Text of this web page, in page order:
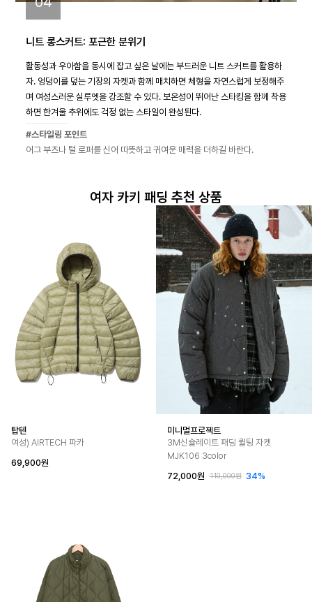
니트 롱스커트: 포근한 분위기
활동성과 우아함을 동시에 잡고 싶은 날에는 부드러운 니트 스커트를 활용하
자. 엉덩이를 덮는 기장의 자켓과 함께 매치하면 체형을 자연스럽게 보정해주
며 여성스러운 실루엣을 강조할 수 있다. 보온성이 뛰어난 스타킹을 함께 착용
하면 한겨울 추위에도 걱정 없는 스타일이 완성된다.
#스타일링 포인트
어그 부츠나 털 로퍼를 신어 따뜻하고 귀여운 매력을 더하길 바란다.
여자 카키 패딩 추천 상품
탑텐
여성) AIRTECH 파카
69,900원
미니멀프로젝트
3M신슐레이트 패딩 퀼팅 자켓
MJK106 3color
72,000원
110,000원 34%